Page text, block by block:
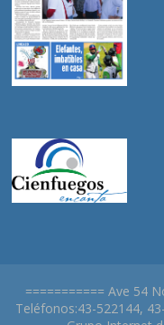
=========== Ave 54
Teléfonos:43-522144,